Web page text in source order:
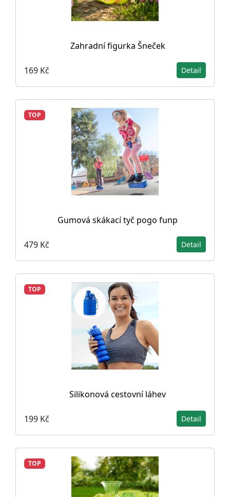
Zahradní figurka Šneček
169 Kč Detail
TOP
Gumová skákací tyč pogo funp
479 Kč Detail
TOP
Silikonová cestovní láhev
199 Kč Detail
TOP